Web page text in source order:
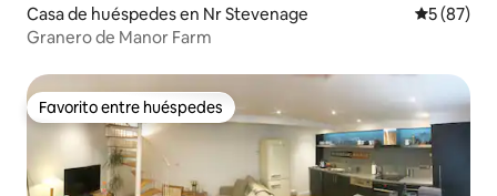
Casa de huéspedes en Nr Stevenage
5 (87)
Granero de Manor Farm
Favorito entre huéspedes
Favorito entre huéspedes